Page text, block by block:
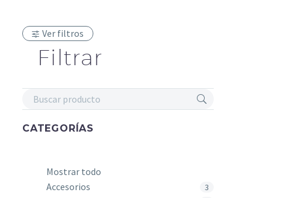
Ver filtros
Filtrar
CATEGORÍAS
Mostrar todo
Accesorios
3